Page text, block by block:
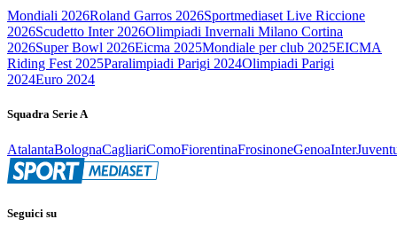
Mondiali 2026Roland Garros 2026Sportmediaset Live Riccione
2026Scudetto Inter 2026Olimpiadi Invernali Milano Cortina
2026Super Bowl 2026Eicma 2025Mondiale per club 2025EICMA
Riding Fest 2025Paralimpiadi Parigi 2024Olimpiadi Parigi
2024Euro 2024
Squadra Serie A
AtalantaBolognaCagliariComoFiorentinaFrosinoneGenoaInter
Seguici su